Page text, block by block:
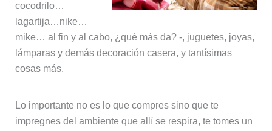
cocodrilo…
lagartija…nike…
mike… al fin y al cabo, ¿qué más da? -, juguetes, joyas,
lámparas y demás decoración casera, y tantísimas
cosas más.
Lo importante no es lo que compres sino que te
impregnes del ambiente que allí se respira, te tomes un